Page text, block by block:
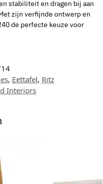
stabiliteit en dragen bij aan
zijn verfijnde ontwerp en
de perfecte keuze voor
, Eettafel, Ritz
Interiors